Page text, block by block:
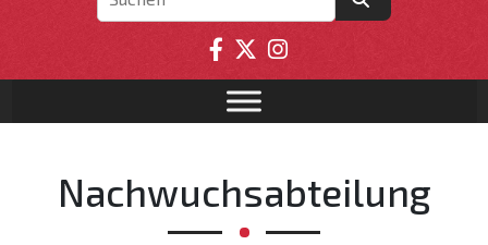
Nachwuchsabteilung